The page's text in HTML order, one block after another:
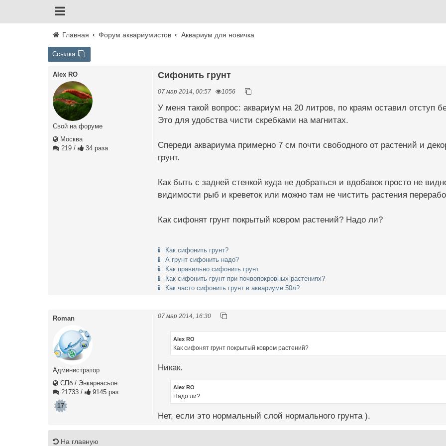
Главная Форум аквариумистов Аквариум для новичка
Ссылка
Alex RO
Свой на форуме
Москва
219 / 34 раза
Сифонить грунт
07 мар 2014, 00:57 1056
У меня такой вопрос: аквариум на 20 литров, по краям оставил отступ
Это для удобства чисти скребками на магнитах.
Спереди аквариума примерно 7 см почти свободного от растений и
грунт.
Как быть с задней стенкой куда не добраться и вдобавок просто не
видимости рыб и креветок или можно там не чистить растения
Как сифонят грунт покрытый ковром растений? Надо ли?
Как сифонить грунт?
А грунт сифонить надо?
Как правильно сифонить грунт
Как сифонить грунт при почвопокровных растениях?
Как часто сифонить грунт в аквариуме 50л?
Roman
Администратор
СПб / Энкарнасьон
21733 / 9145 раз
17
07 мар 2014, 16:30
Alex RO
Как сифонят грунт покрытый ковром растений?
Никак.
Alex RO
Надо ли?
Нет, если это нормальный слой нормального грунта ).
На главную